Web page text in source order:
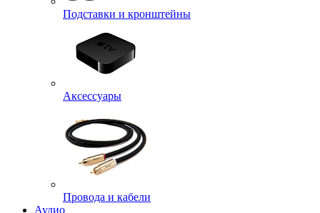
Подставки и кронштейны
Аксессуары
Провода и кабели
Аудио